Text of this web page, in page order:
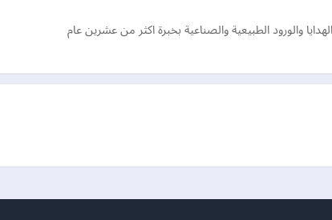
والورود الطبيعية والصناعية بخبرة اكثر من عشرين عام